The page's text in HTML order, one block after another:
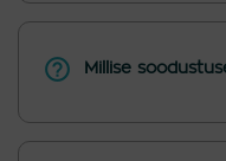
Millise